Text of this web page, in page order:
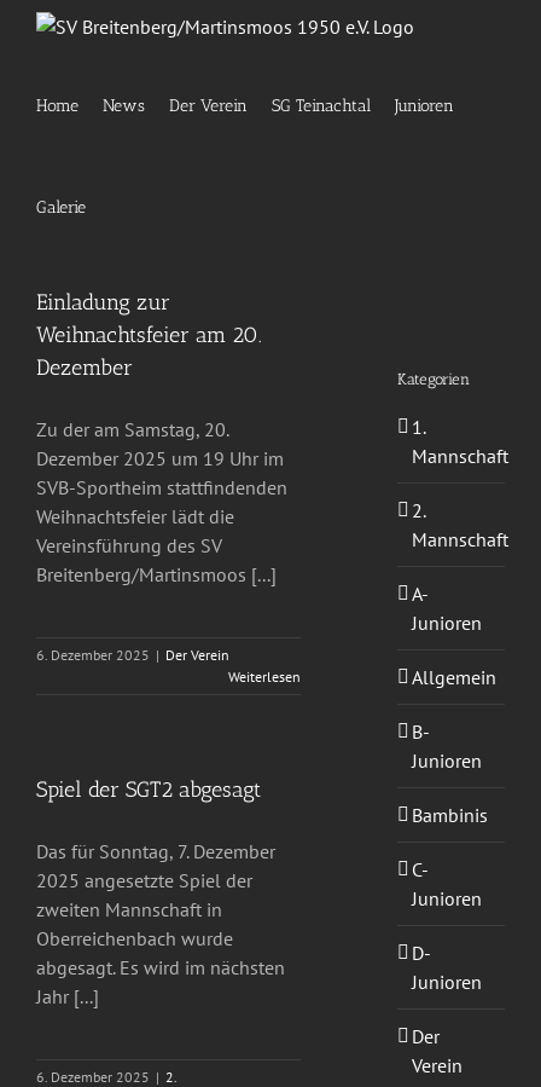
Home News Der Verein SG Teinachtal Junioren
Galerie
Einladung zur
Weihnachtsfeier am 20.
Dezember
Zu der am Samstag, 20.
Dezember 2025 um 19 Uhr im
SVB-Sportheim stattfindenden
Weihnachtsfeier lädt die
Vereinsführung des SV
Breitenberg/Martinsmoos [...]
6. Dezember 2025 | Der Verein
Weiterlesen
Spiel der SGT2 abgesagt
Das für Sonntag, 7. Dezember
2025 angesetzte Spiel der
zweiten Mannschaft in
Oberreichenbach wurde
abgesagt. Es wird im nächsten
Jahr [...]
6. Dezember 2025 | 2.
Kategorien
1.
Mannschaft
2.
Mannschaft
A-
Junioren
Allgemein
B-
Junioren
Bambinis
C-
Junioren
D-
Junioren
Der
Verein